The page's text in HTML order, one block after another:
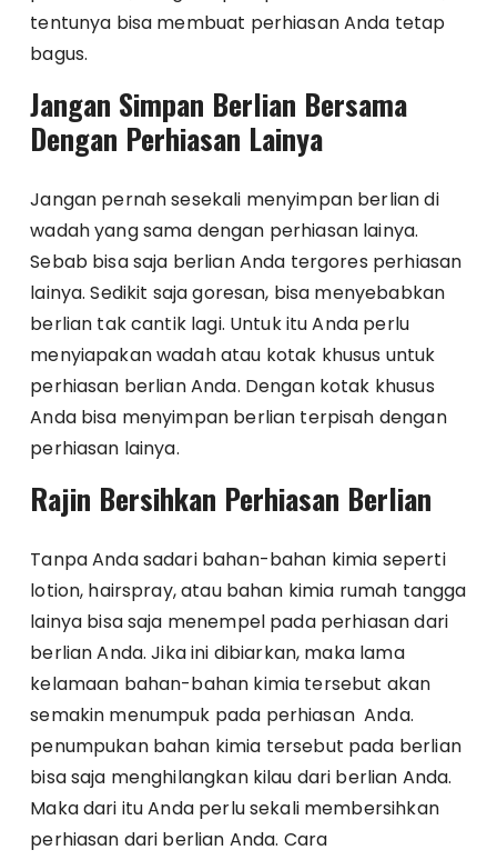
tentunya bisa membuat perhiasan Anda tetap
bagus.
Jangan Simpan Berlian Bersama
Dengan Perhiasan Lainya
Jangan pernah sesekali menyimpan berlian di
wadah yang sama dengan perhiasan lainya.
Sebab bisa saja berlian Anda tergores perhiasan
lainya. Sedikit saja goresan, bisa menyebabkan
berlian tak cantik lagi. Untuk itu Anda perlu
menyiapakan wadah atau kotak khusus untuk
perhiasan berlian Anda. Dengan kotak khusus
Anda bisa menyimpan berlian terpisah dengan
perhiasan lainya.
Rajin Bersihkan Perhiasan Berlian
Tanpa Anda sadari bahan-bahan kimia seperti
lotion, hairspray, atau bahan kimia rumah tangga
lainya bisa saja menempel pada perhiasan dari
berlian Anda. Jika ini dibiarkan, maka lama
kelamaan bahan-bahan kimia tersebut akan
semakin menumpuk pada perhiasan Anda.
penumpukan bahan kimia tersebut pada berlian
bisa saja menghilangkan kilau dari berlian Anda.
Maka dari itu Anda perlu sekali membersihkan
perhiasan dari berlian Anda. Cara